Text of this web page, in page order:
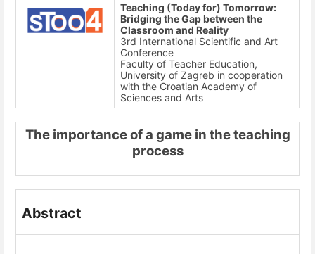
Teaching (Today for) Tomorrow:
Bridging the Gap between the
Classroom and Reality
3rd International Scientific and Art
Conference
Faculty of Teacher Education,
University of Zagreb in cooperation
with the Croatian Academy of
Sciences and Arts
The importance of a game in the teaching
process
Abstract